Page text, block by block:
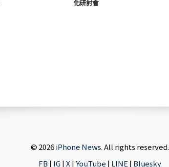
化研討會
© 2026iPhone News. All rights reserved.
FB | IG|X |YouTube | LINE | Bluesky